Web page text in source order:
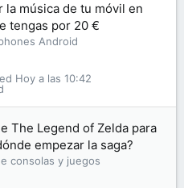
la música de tu móvil en
tengas por 20 €
Android
Hoy a las 10:42
The Legend of Zelda para
empezar la saga?
consolas y juegos